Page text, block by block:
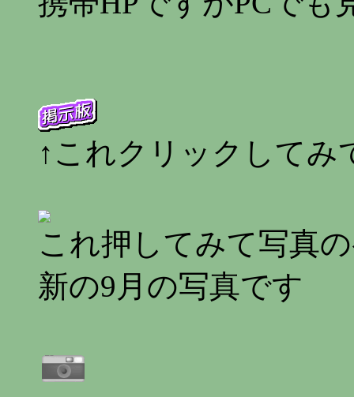
↑これクリックしてみ
これ押してみて写真
新の9月の写真です